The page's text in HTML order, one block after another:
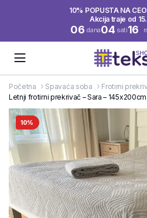
10% POPUSTA NA
Akcija traje od
06 dana04 sati16
Početna Spavaća soba
Frotirni
Letnji frotirni prekrivač – Sara –
10%